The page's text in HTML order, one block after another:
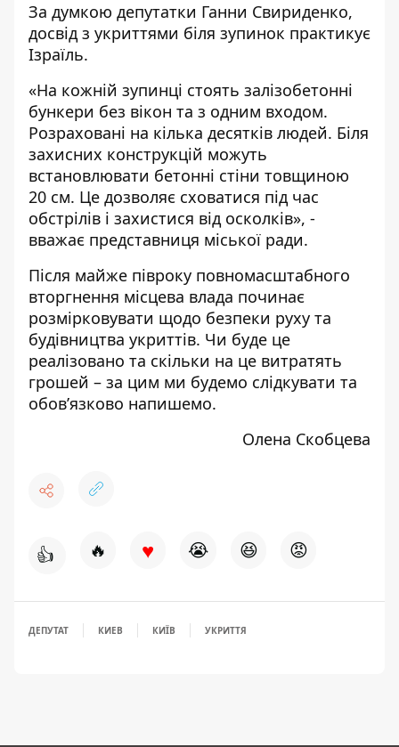
За думкою депутатки Ганни Свириденко,
досвід з укриттями біля зупинок практикує
Ізраїль.
«На кожній зупинці стоять залізобетонні
бункери без вікон та з одним входом.
Розраховані на кілька десятків людей. Біля
захисних конструкцій можуть
встановлювати бетонні стіни товщиною
20 см. Це дозволяє сховатися під час
обстрілів і захистися від осколків», -
вважає представниця міської ради.
Після майже півроку повномасштабного
вторгнення місцева влада починає
розмірковувати щодо безпеки руху та
будівництва укриттів. Чи буде це
реалізовано та скільки на це витратять
грошей – за цим ми будемо слідкувати та
обов’язково напишемо.
Олена Скобцева
👍 🔥 ♥ 😭 😆 😡
ДЕПУТАТ КИЕВ КИЇВ УКРИТТЯ